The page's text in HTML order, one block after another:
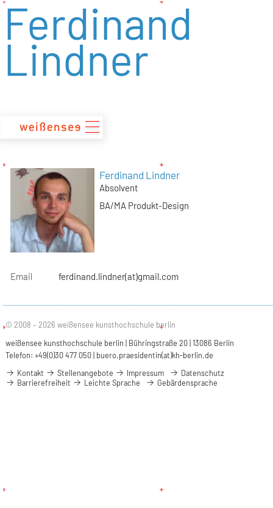
zumFerdinand
Lindner
Ferdinand Lindner
Absolvent
BA/MA Produkt-Design
Email ferdinand.lindner(at)gmail.com
© 2008 – 2026 weißensee kunsthochschule berlin
weißensee kunsthochschule berlin | Bühringstraße 20 | 13086 Berlin
Telefon: +49(0)30 477 050 | buero.praesidentin(at)kh-berlin.de
Kontakt
Stellenangebote Impressum
Datenschutz
Barrierefreiheit
Leichte Sprache Gebärdensprache